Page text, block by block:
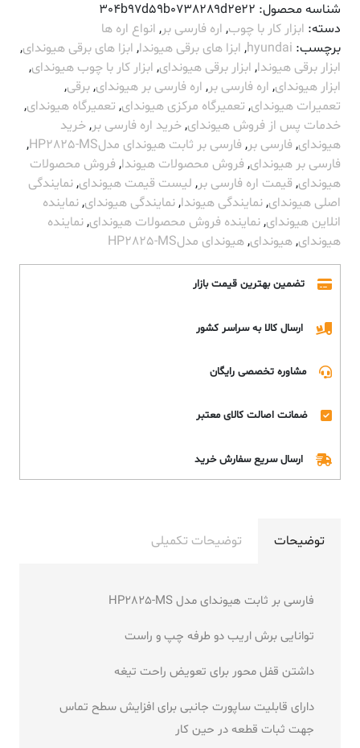
شناسه محصول: 304b97d59b0738289d2e22
دسته: ابزار کار با چوب, اره فارسی بر, انواع اره ها
برچسب: hyundai
, ابزا های برقی هیوندا, ابزا های برقی هیوندای,
ابزار برقی هیوندا, ابزار برقی هیوندای, ابزار کار با چوب هیوندای,
ابزار هیوندای, اره فارسی بر, اره فارسی بر هیوندای,برقی,
تعمیرات هیوندای, تعمیرگاه مرکزی هیوندای, تعمیرگاه هیوندای,
خدمات پس از فروش هیوندای,خرید اره فارسی بر,خرید
هیوندای, فارسی بر, فارسی بر ثابت هیوندای مدلHP2825-MS
,
فارسی بر هیوندای, فروش محصولات هیوندا, فروش محصولات
هیوندای, قیمت اره فارسی بر, لیست قیمت هیوندای,نمایندگی
اصلی هیوندای,نمایندگی هیوندا,نمایندگی هیوندای,نماینده
انلاین هیوندای,نماینده فروش محصولات هیوندای,نماینده
هیوندای,هیوندای,هیوندای مدلHP2825-MS
تضمین بهترین قیمت بازار
ارسال کالا به سراسر کشور
مشاوره تخصصی رایگان
ضمانت اصالت کالای معتبر
ارسال سریع سفارش خرید
توضیحات توضیحات تکمیلی
فارسی بر ثابت هیوندای مدل HP2825-MS
توانایی برش اریب دو طرفه چپ و راست
داشتن قفل محور برای تعویض راحت تیغه
دارای قابلیت ساپورت جانبی برای افزایش سطح تماس
جهت ثبات قطعه در حین کار